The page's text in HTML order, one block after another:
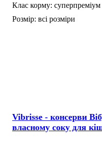
Клас корму: суперпреміум
Розмір: всі розміри
Vibrisse - консерви
власному соку для